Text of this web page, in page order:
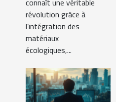
moderne ?
connaît une véritable
révolution grâce à
l’intégration des
matériaux
écologiques,...